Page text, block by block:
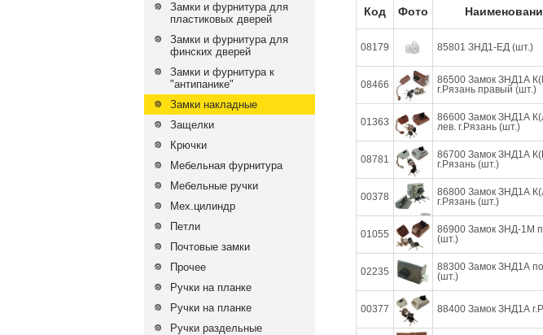
Замки и фурнитура для
пластиковых дверей
Замки и фурнитура для
финских дверей
Замки и фурнитура к
"антипанике"
Замки накладные
Защелки
Крючки
Мебельная фурнитура
Мебельные ручки
Мех.цилиндр
Петли
Почтовые замки
Прочее
Ручки на планке
Ручки на планке
Ручки раздельные
Код Фото
08179 85801 ЗНД1-ЕД (шт.)
08466
86500 Замок ЗНД1А
г.Рязань правый (шт.)
01363
86600 Замок ЗНД1А
лев. г.Рязань (шт.)
08781
86700 Замок ЗНД1А
г.Рязань (шт.)
00378
86800 Замок ЗНД1А
г.Рязань (шт.)
01055
86900 Замок ЗНД-1М
(шт.)
02235
88300 Замок ЗНД1А
(шт.)
00377 88400 Замок ЗНД1А